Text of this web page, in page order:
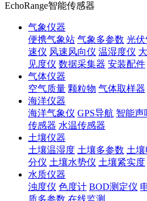
EchoRange智能传感器
气象仪器
便携气象站 气象多参数 光
速仪 风速风向仪 温湿度仪
见度仪 数据采集器 安装配件
气体仪器
空气质量 颗粒物 气体取样器
海洋仪器
海洋气象仪 GPS导航 智能声
传感器 水温传感器
土壤仪器
土壤温湿度 土壤多参数 土
分仪 土壤水势仪 土壤紧实度
水质仪器
浊度仪 色度计 BOD测定仪